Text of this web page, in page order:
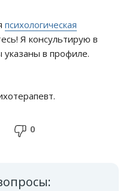
психологическая
Я консультирую в
указаны в профиле.
0